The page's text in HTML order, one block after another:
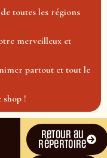
toutes les régions
merveilleux et
partout et tout le
shop !
Retour au
répertoire